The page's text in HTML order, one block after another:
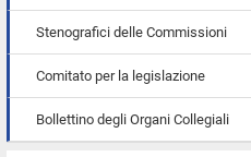
Stenografici delle Commissioni
Comitato per la legislazione
Bollettino degli Organi Collegiali